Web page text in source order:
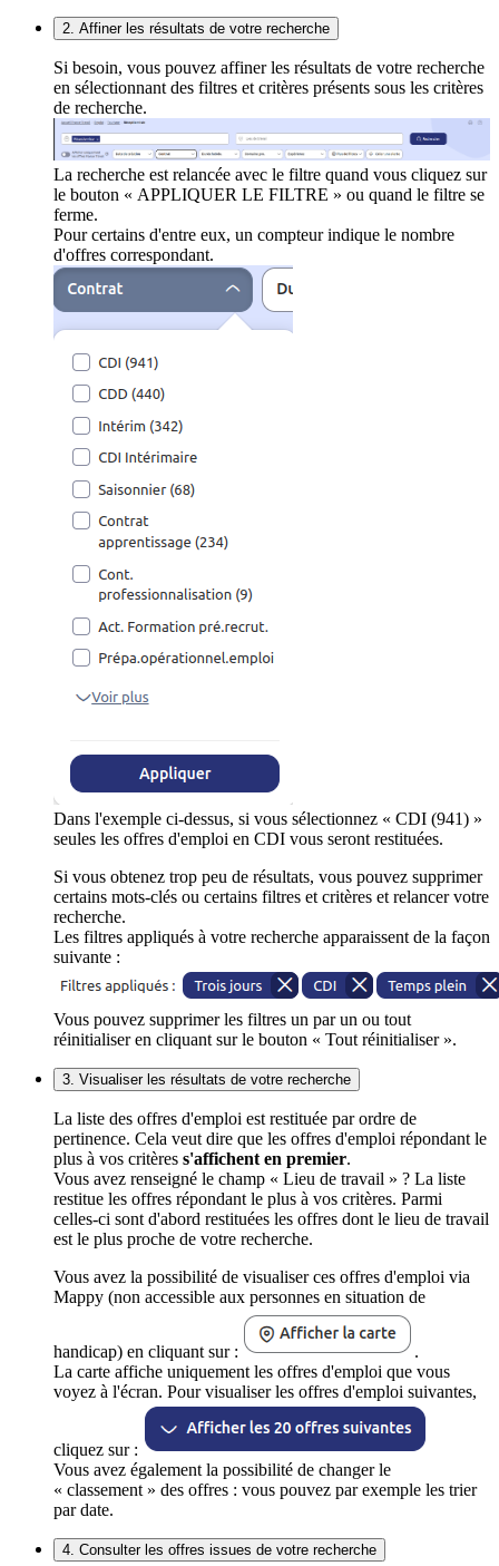
2. Affiner les résultats de votre recherche
Si besoin, vous pouvez affiner les résultats de votre recherche
en sélectionnant des filtres et critères présents sous les critères
de recherche.
La recherche est relancée avec le filtre quand vous cliquez sur
le bouton « APPLIQUER LE FILTRE » ou quand le filtre se
ferme.
Pour certains d'entre eux, un compteur indique le nombre
d'offres correspondant.
Dans l'exemple ci-dessus, si vous sélectionnez « CDI (941) »
seules les offres d'emploi en CDI vous seront restituées.
Si vous obtenez trop peu de résultats, vous pouvez supprimer
certains mots-clés ou certains filtres et critères et relancer votre
recherche.
Les filtres appliqués à votre recherche apparaissent de la façon
suivante :
Vous pouvez supprimer les filtres un par un ou tout
réinitialiser en cliquant sur le bouton « Tout réinitialiser ».
3. Visualiser les résultats de votre recherche
La liste des offres d'emploi est restituée par ordre de
pertinence. Cela veut dire que les offres d'emploi répondant le
plus à vos critères s'affichent en premier.
Vous avez renseigné le champ « Lieu de travail » ? La liste
restitue les offres répondant le plus à vos critères. Parmi
celles-ci sont d'abord restituées les offres dont le lieu de travail
est le plus proche de votre recherche.
Vous avez la possibilité de visualiser ces offres d'emploi via
Mappy (non accessible aux personnes en situation de
handicap) en cliquant sur :
.
La carte affiche uniquement les offres d'emploi que vous
voyez à l'écran. Pour visualiser les offres d'emploi suivantes,
cliquez sur :
Vous avez également la possibilité de changer le
« classement » des offres : vous pouvez par exemple les trier
par date.
4. Consulter les offres issues de votre recherche